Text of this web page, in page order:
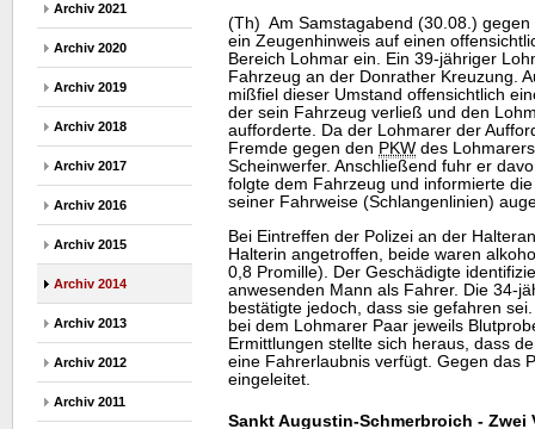
Archiv 2021
Archiv 2020
Archiv 2019
Archiv 2018
Archiv 2017
Archiv 2016
Archiv 2015
Archiv 2014
Archiv 2013
Archiv 2012
Archiv 2011
(Th) Am Samstagabend (30.08.)
ein Zeugenhinweis auf einen
Bereich Lohmar ein. Ein 39-jähriger
Fahrzeug an der Donrather Kreuzung.
mißfiel dieser Umstand offensichtlich
der sein Fahrzeug verließ und den
aufforderte. Da der Lohmarer der
Fremde gegen den PKW des
Scheinwerfer. Anschließend fuhr er
folgte dem Fahrzeug und informierte
seiner Fahrweise (Schlangenlinien)
Bei Eintreffen der Polizei an der
Halterin angetroffen, beide waren
0,8 Promille). Der Geschädigte
anwesenden Mann als Fahrer. Die 34-
bestätigte jedoch, dass sie gefahren
bei dem Lohmarer Paar jeweils
Ermittlungen stellte sich heraus, dass
eine Fahrerlaubnis verfügt. Gegen das
eingeleitet.
Sankt Augustin-Schmerbroich - Zwei